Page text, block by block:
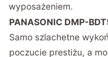
wyposażeniem.
PANASONIC DMP-
Samo szlachetne
poczucie prestiżu, a